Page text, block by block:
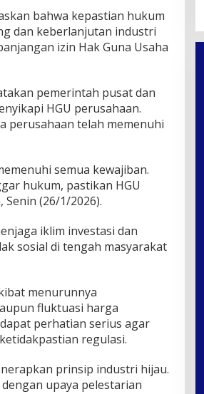
bahwa kepastian hukum
dan keberlanjutan industri
izin Hak Guna Usaha
pemerintah pusat dan
HGU perusahaan.
perusahaan telah memenuhi
semua kewajiban.
hukum, pastikan HGU
(26/1/2026).
iklim investasi dan
sosial di tengah masyarakat
menurunnya
fluktuasi harga
perhatian serius agar
regulasi.
prinsip industri hijau.
upaya pelestarian